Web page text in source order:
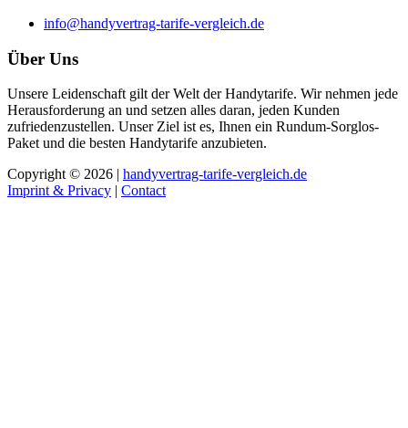
info@handyvertrag-tarife-vergleich.de
Über Uns
Unsere Leidenschaft gilt der Welt der Handytarife. Wir nehmen jede
Herausforderung an und setzen alles daran, jeden Kunden
zufriedenzustellen. Unser Ziel ist es, Ihnen ein Rundum-Sorglos-
Paket und die besten Handytarife anzubieten.
Copyright © 2026 | handyvertrag-tarife-vergleich.de
Imprint & Privacy | Contact